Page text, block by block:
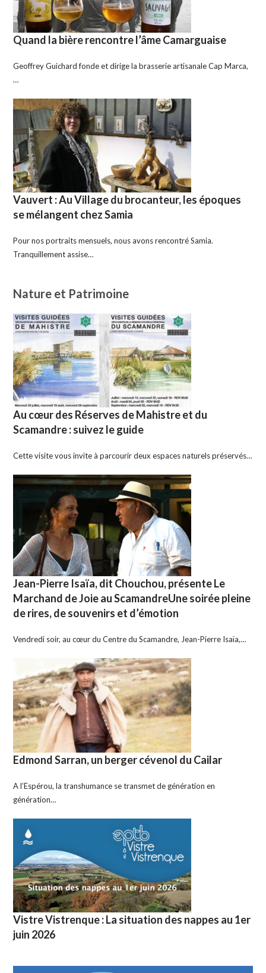
Quand la bière rencontre l’âme Camarguaise
Geoffrey Guichard fonde et dirige la brasserie artisanale Cap Marca,
…
Vauvert : Au Village du brocanteur, les époques
se mélangent chez Samia
Pour nos portraits mensuels, nous avons rencontré Samia.
Tranquillement assise…
Nature et Patrimoine
Au cœur des Réserves de Mahistre et du
Scamandre : suivez le guide
Cette visite vous invite à parcourir deux espaces naturels préservés…
Jean-Pierre Isaïa, dit Chouchou, présente Le
Marchand de Joie au ScamandreUne soirée pleine
de rires, de souvenirs et d’émotion
Vendredi soir, au cœur du Centre du Scamandre, Jean-Pierre Isaïa,…
Edmond Sarran, un berger cévenol du Cailar
A l’Espérou, la transhumance se transmet de génération en
génération…
Vistre Vistrenque : La situation des nappes au 1er
juin 2026